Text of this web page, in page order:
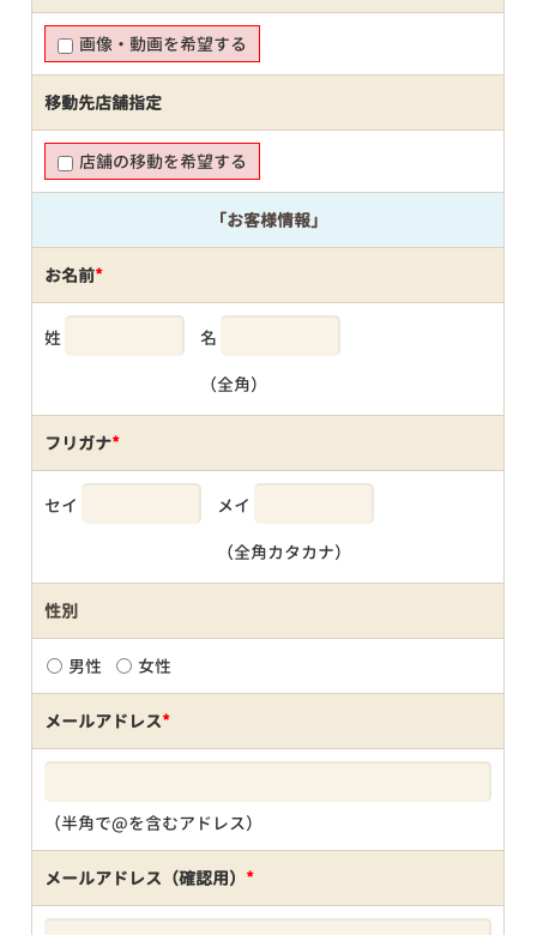
画像・動画を希望する
移動先店舗指定
店舗の移動を希望する
「お客様情報」
お名前*
姓 名
（全角）
フリガナ*
セイ メイ
（全角カタカナ）
性別
男性 女性
メールアドレス*
（半角で@を含むアドレス）
メールアドレス（確認用） *